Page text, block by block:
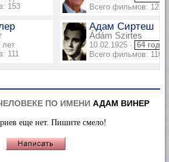
153
Всего фильмов: 122
лет
111
Адам Сиртеш
Ádám Szirtes
10.02.1925 · 64 года
Всего фильмов: 110
ПО ИМЕНИ АДАМ ВИНЕР
еще нет. Пишите смело!